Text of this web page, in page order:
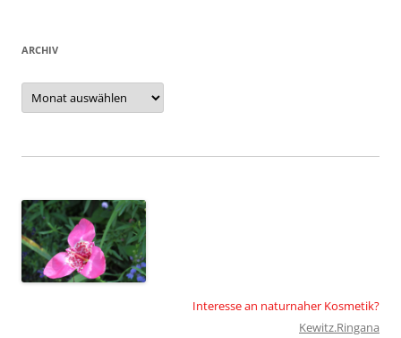
ARCHIV
Archiv
Interesse an naturnaher Kosmetik?
Kewitz.Ringana